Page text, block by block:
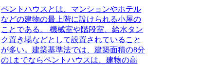
ペントハウスとは、マンションやホテル
などの建物の最上階に設けられる小屋の
ことである。
機械室や階段室、給水タン
ク置き場などとして設置されていること
が多い。建築基準法では、建築面積の8分
の1までならペントハウスは、建物の高